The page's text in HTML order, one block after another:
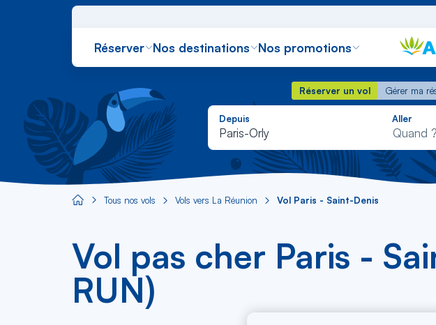
Réserver Nos destinations Nos promotions
Réserver un vol Gérer ma
Réserver un vol
Gérer ma
Depuis
Paris-Orly
Rechercher
dans
liste
Aller
Aircaraibes.com
Tous nos vols Vols vers La Réunion Vol Paris - Saint-Denis
Vol pas cher Paris -
RUN)